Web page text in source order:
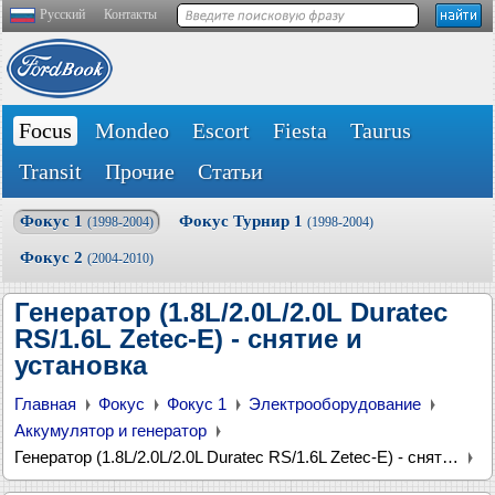
Русский Контакты
Focus Mondeo Escort Fiesta
Taurus
Transit
Прочие Статьи
Фокус 1 (1998-2004) Фокус Турнир 1 (1998-2004)
Фокус 2 (2004-2010)
Генератор (1.8L/2.0L/2.0L Duratec
RS/1.6L Zetec-E) - снятие и
установка
Главная Фокус Фокус 1
Электрооборудование
Аккумулятор и генератор
Генератор (1.8L/2.0L/2.0L Duratec RS/1.6L Zetec-E) - снятие и установка